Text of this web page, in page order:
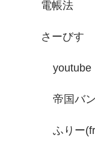
電帳法
さーびす
youtube
帝国バ
ふりー